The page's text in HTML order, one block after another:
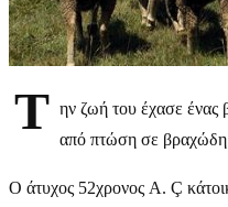
Τ ην ζωή του έχασε ένας
από πτώση σε βραχώδη
Ο άτυχος 52χρονος A. Ç